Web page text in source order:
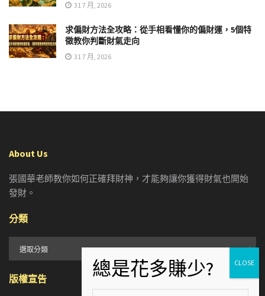
31 7 月, 2026
求偏財方法全攻略：從手相看懂你的偏財運，5個特
徵教你判斷財氣走向
31 7 月, 2026
About Us
張國華老師教你如何正確拜財神，才能夠讓你獲得財氣也開始
發財。
分類
版權宣告